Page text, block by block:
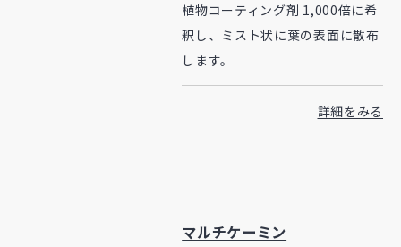
植物コーティング剤 1,000倍に希
釈し、ミスト状に葉の表面に散布
します。
詳細をみる
マルチケーミン